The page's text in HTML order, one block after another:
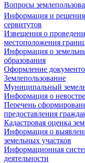
Вопросы
Информация и
сервитутов
Извещения о
местоположения
Информация о
образования
Оформление
Землепользование
Муниципальный
Информация о
Перечень
предоставления
Кадастровая оценка
Информация о
земельных участков
Информационная
деятельности